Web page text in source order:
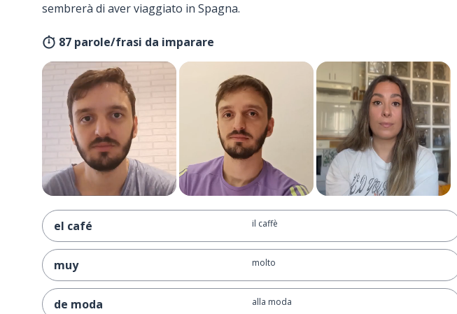
sembrerà di aver viaggiato in Spagna.
87 parole/frasi da imparare
el café il caffè
muy molto
de moda alla moda